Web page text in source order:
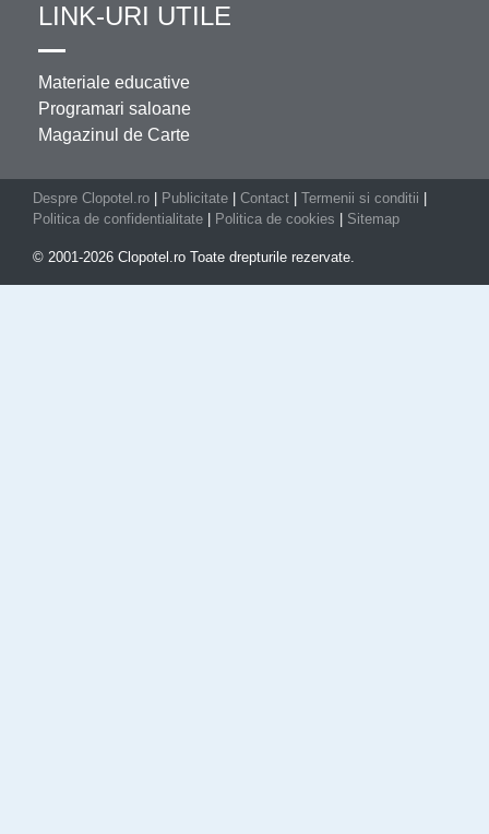
LINK-URI UTILE
Materiale educative
Programari saloane
Magazinul de Carte
Despre Clopotel.ro Publicitate Contact Termenii si conditii
Politica de confidentialitate
Politica de cookies Sitemap
© 2001-2026 Clopotel.ro Toate drepturile rezervate.